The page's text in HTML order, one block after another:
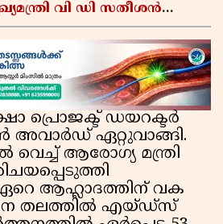
വി ഡി സതീശൻ
പ്രൊജക്ട് ഡയറക്ടർ
അവാർഡ് ഏറ്റുവാങ്ങി.
വെച്ച് ആരോഗ്യ മന്ത്രി
ആഹ്ലാദത്തിന് വക
തലത്തിൽ എയ്ഡ്‌സ്